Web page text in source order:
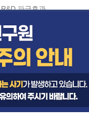
R&D 파급효과
지식공유플랫폼